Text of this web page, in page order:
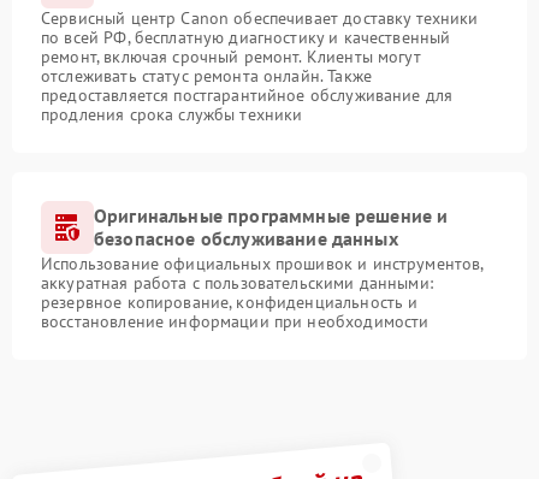
Сервисный центр Canon обеспечивает доставку техники
по всей РФ, бесплатную диагностику и качественный
ремонт, включая срочный ремонт. Клиенты могут
отслеживать статус ремонта онлайн. Также
предоставляется постгарантийное обслуживание для
продления срока службы техники
Оригинальные программные решение и
безопасное обслуживание данных
Использование официальных прошивок и инструментов,
аккуратная работа с пользовательскими данными:
резервное копирование, конфиденциальность и
восстановление информации при необходимости